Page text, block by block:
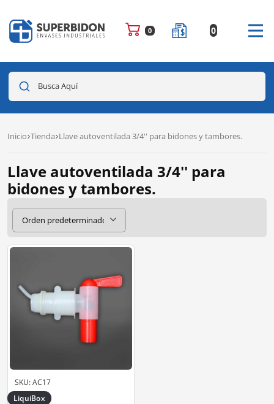
0 0
Busca Aquí
Inicio Tienda Llave autoventilada 3/4'' para bidones y tambores.
Llave autoventilada 3/4'' para
bidones y tambores.
SKU: AC17
LiquiBox